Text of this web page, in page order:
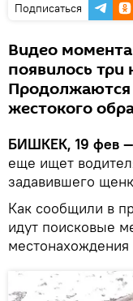
Подписаться
Видео
появилось три
Продолжаются
жестокого
БИШКЕК, 19 фев
еще ищет
задавившего
Как сообщили в
идут поисковые